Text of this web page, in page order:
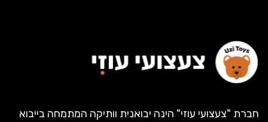
חברת "צעצועי עוזי" הינה יבואנית וותיקה המתמחה בייבוא